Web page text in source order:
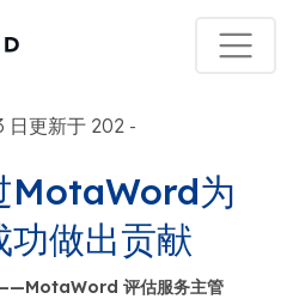
日更新于 202 -
MotaWord为
功做出贡献
评估服务主管